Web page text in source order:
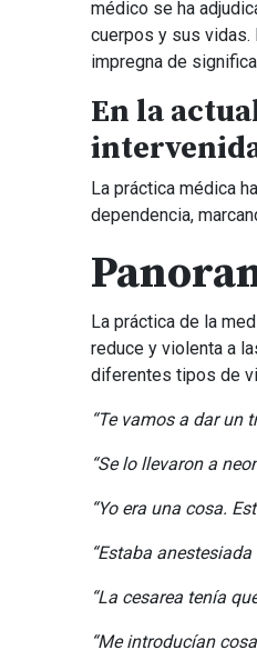
médico se ha
cuerpos y sus vidas.
impregna de
En la
La práctica médica
dependencia,
La práctica de la
reduce y violenta a
diferentes tipos de
“Te vamos a dar un
“Se lo llevaron a
“Yo era una cosa.
“Estaba
“La cesarea tenía
“Me introducían